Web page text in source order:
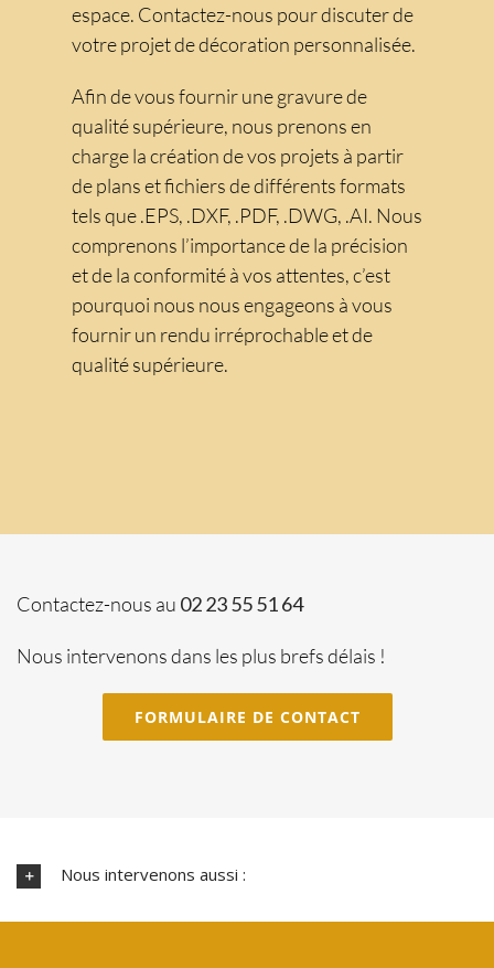
espace. Contactez-nous pour discuter de
votre projet de décoration personnalisée.
Afin de vous fournir une gravure de
qualité supérieure, nous prenons en
charge la création de vos projets à partir
de plans et fichiers de différents formats
tels que .EPS, .DXF, .PDF, .DWG, .AI. Nous
comprenons l’importance de la précision
et de la conformité à vos attentes, c’est
pourquoi nous nous engageons à vous
fournir un rendu irréprochable et de
qualité supérieure.
Contactez-nous au 02 23 55 51 64
Nous intervenons dans les plus brefs délais !
FORMULAIRE DE CONTACT
Nous intervenons aussi :